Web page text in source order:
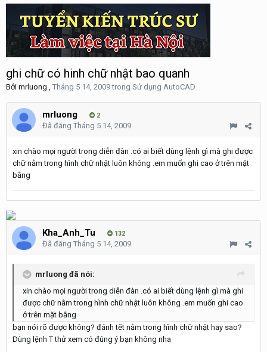
ghi chữ có hinh chữ nhật bao quanh
Bởi mrluong , Tháng 5 14, 2009trong Sử dụng AutoCAD
mrluong 2
Đã đăng Tháng 5 14, 2009
xin chào mọi người trong diễn đàn .có ai biết dùng lệnh gì mà ghi được
chữ nằm trong hình chữ nhật luôn không .em muốn ghi cao ở trên mặt
bằng
Kha_Anh_Tu 132
Đã đăng Tháng 5 14, 2009
mrluong đã nói:
xin chào mọi người trong diễn đàn .có ai biết dùng lệnh gì mà ghi
được chữ nằm trong hình chữ nhật luôn không .em muốn ghi cao
ở trên mặt bằng
bạn nói rõ được không? đánh tẽt nằm trong hình chữ nhật hay sao?
Dùng lệnh T thử xem có đúng ý bạn không nha